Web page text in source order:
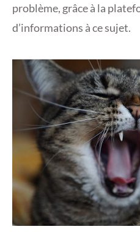
problème, grâce à la
d’informations à ce sujet.